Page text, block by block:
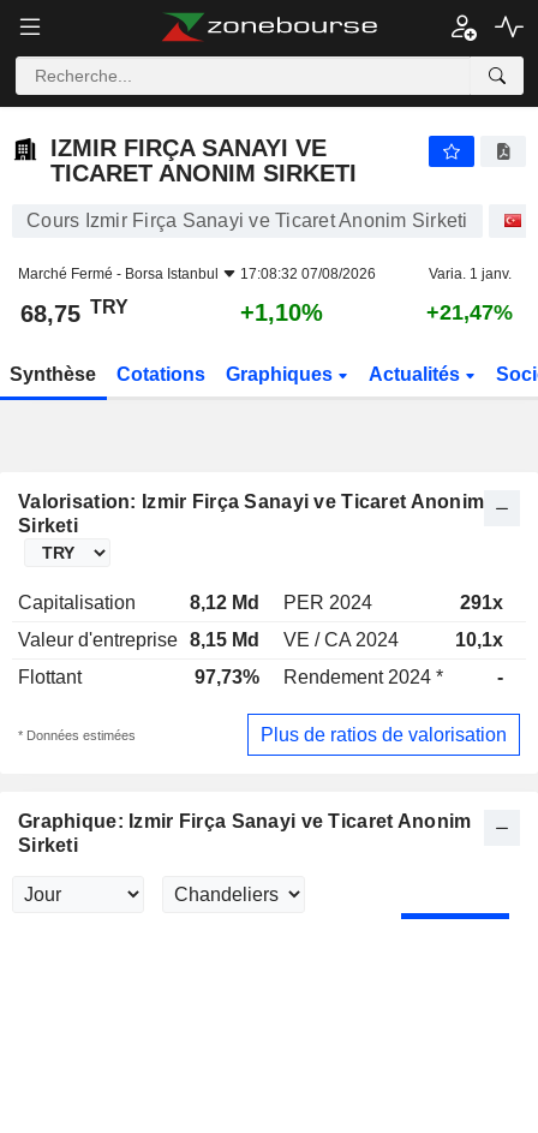
IZMIR FIRÇA SANAYI VE
TICARET ANONIM SIRKETI
Cours Izmir Firça Sanayi ve Ticaret Anonim Sirketi
Marché Fermé - Borsa Istanbul 17:08:32 07/08/2026 Varia. 1 janv.
68,75 TRY +1,10% +21,47%
Synthèse Cotations Graphiques Actualités
Valorisation: Izmir Firça Sanayi ve Ticaret Anonim
Sirketi
Capitalisation 8,12 Md PER 2024 291x
Valeur d'entreprise 8,15 Md VE / CA 2024 10,1x
Flottant
97,73% Rendement 2024 * -
* Données estimées Plus de ratios de valorisation
Graphique: Izmir Firça Sanayi ve Ticaret Anonim
Sirketi